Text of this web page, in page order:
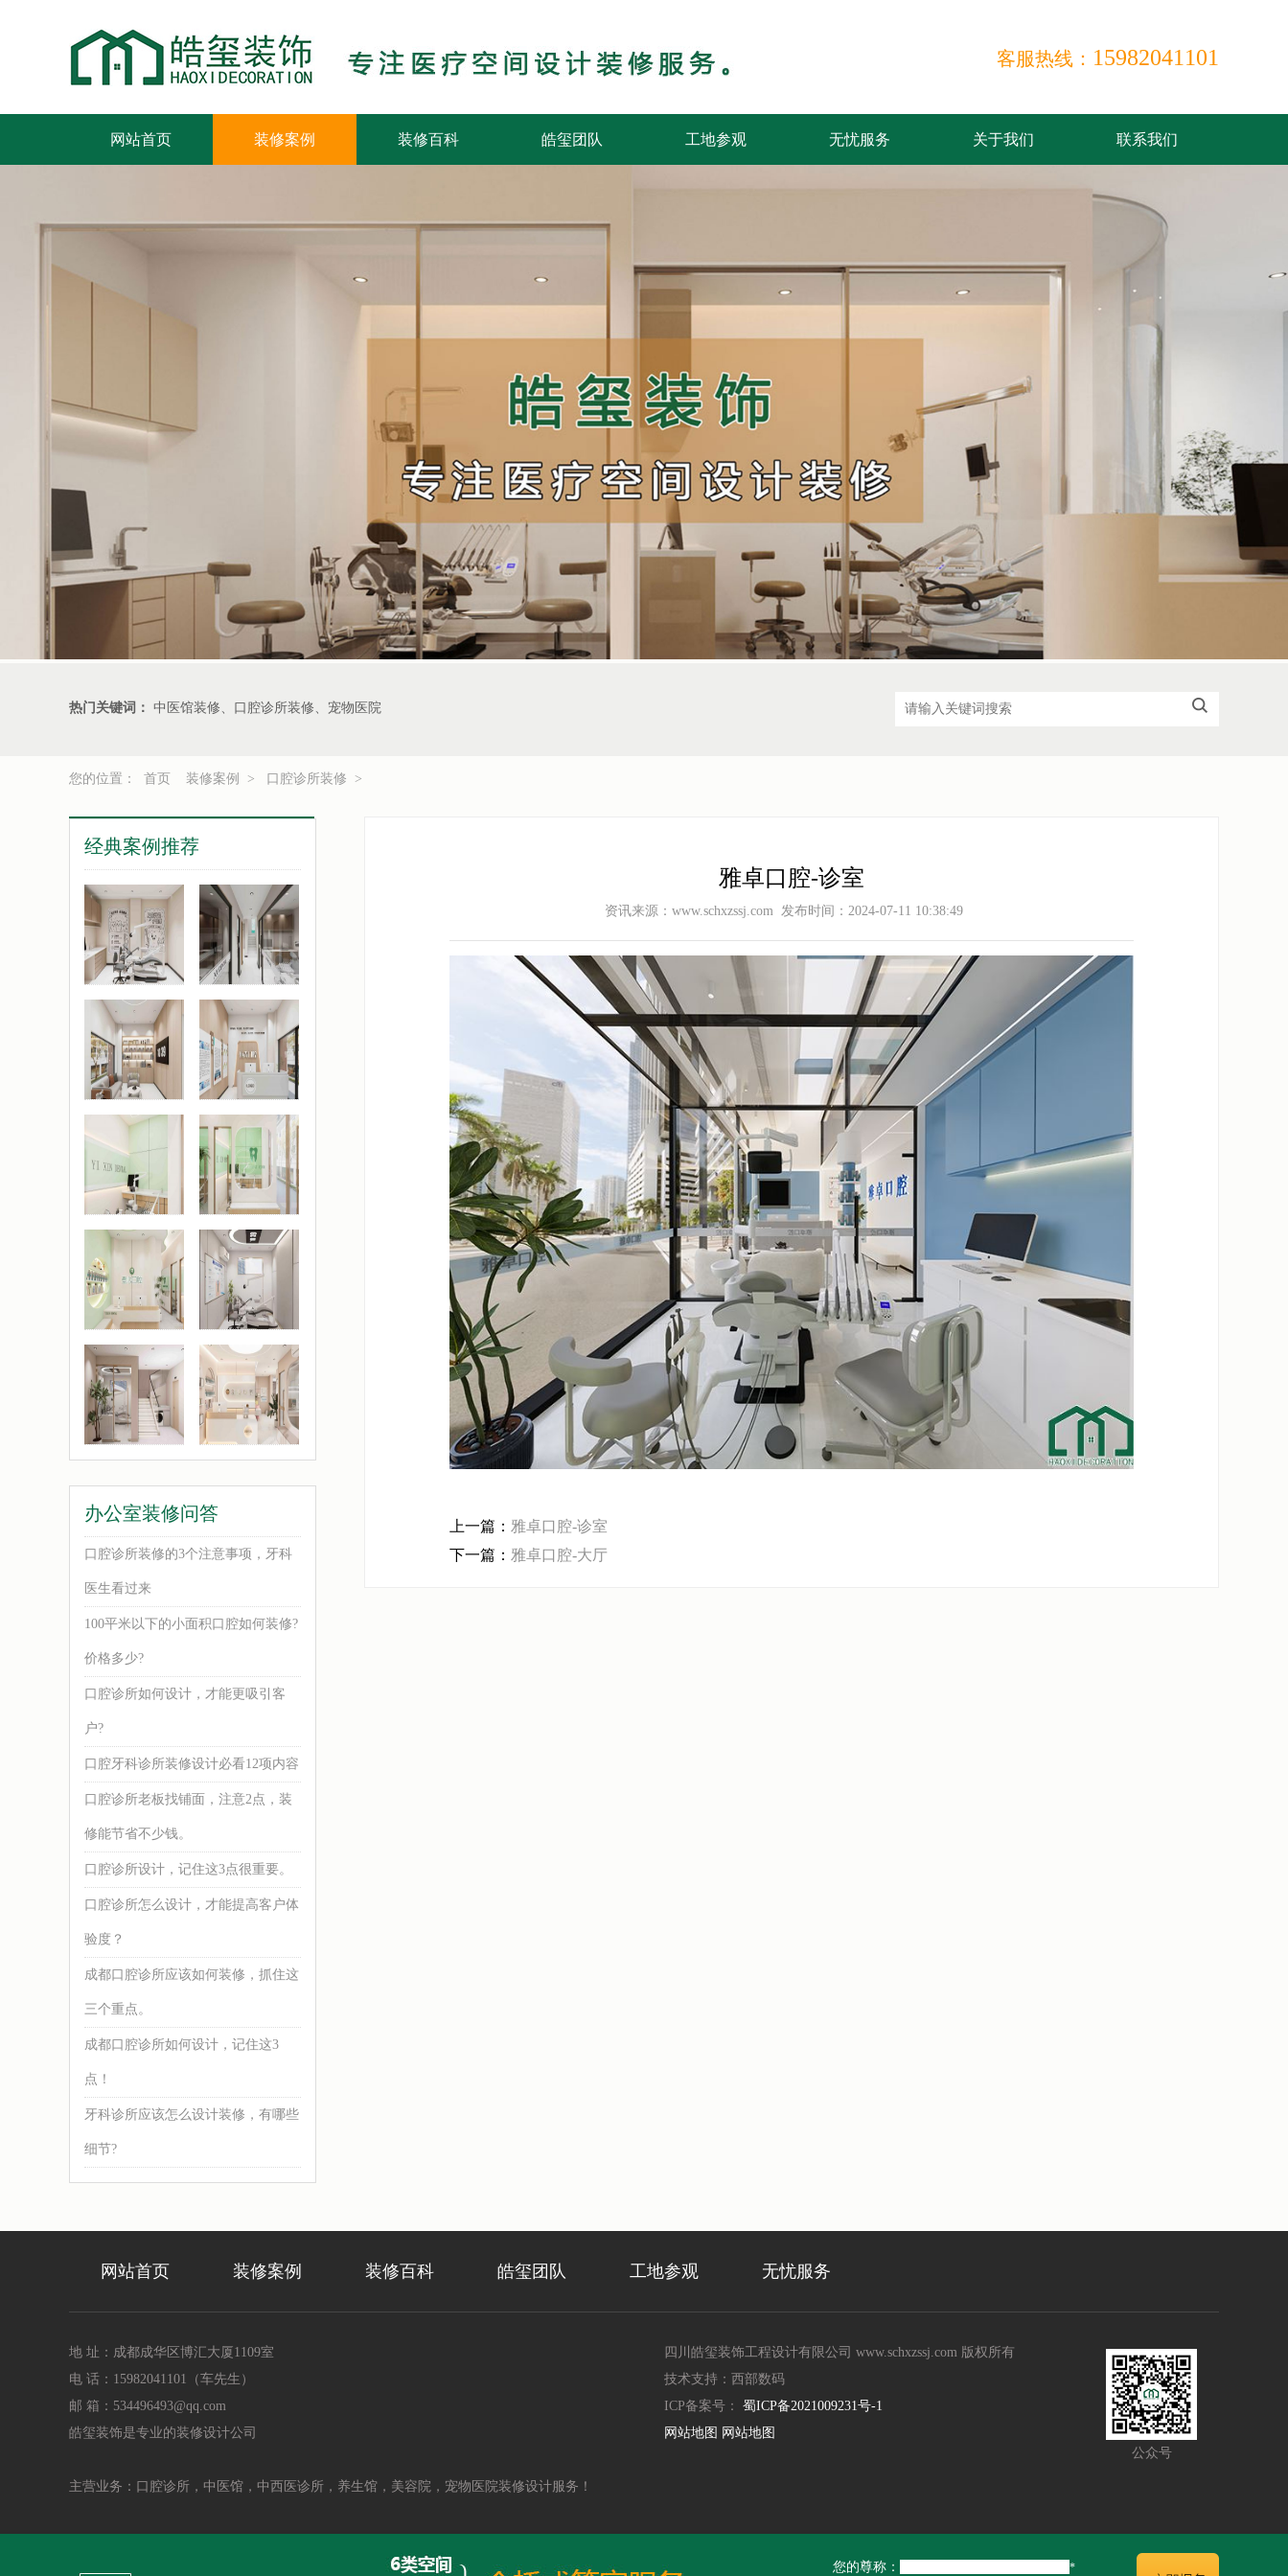
客服热线： 15982041101
网站首页 装修案例 装修百科 皓玺团队 工地参观 无忧服务 关于我们 联系我们
热门关键词： 中医馆装修、口腔诊所装修、宠物医院
您的位置： 首页 装修案例 > 口腔诊所装修 >
经典案例推荐
办公室装修问答
口腔诊所装修的3个注意事项，牙科
医生看过来
100平米以下的小面积口腔如何装修?
价格多少?
口腔诊所如何设计，才能更吸引客
户?
口腔牙科诊所装修设计必看12项内容
口腔诊所老板找铺面，注意2点，装
修能节省不少钱。
口腔诊所设计，记住这3点很重要。
口腔诊所怎么设计，才能提高客户体
验度？
成都口腔诊所应该如何装修，抓住这
三个重点。
成都口腔诊所如何设计，记住这3
点！
牙科诊所应该怎么设计装修，有哪些
细节?
雅卓口腔-诊室
资讯来源：www.schxzssj.com 发布时间：2024-07-11 10:38:49
上一篇： 雅卓口腔-诊室
下一篇： 雅卓口腔-大厅
网站首页 装修案例 装修百科 皓玺团队 工地参观 无忧服务
地 址：成都成华区博汇大厦1109室
电 话：15982041101（车先生）
邮 箱：534496493@qq.com
皓玺装饰是专业的装修设计公司
主营业务：口腔诊所，中医馆，中西医诊所，养生馆，美容院，宠物医院装修设计服务！
四川皓玺装饰工程设计有限公司 www.schxzssj.com 版权所有
技术支持：西部数码
ICP备案号：
蜀ICP备2021009231号-1
网站地图 网站地图
公众号
*
您的尊称：